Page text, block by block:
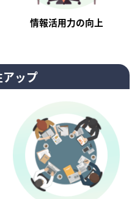
情報活⽤⼒の向上
ップ